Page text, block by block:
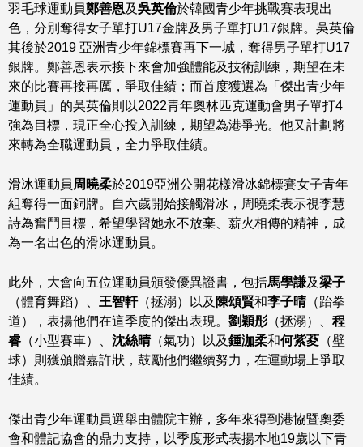
羽毛球運動員鄭善恩及吳英倫於韓國青少年挑戰賽表現出
色，分別奪得女子單打U17金牌及男子單打U17銀牌。吳英倫
其後於2019 亞洲青少年錦標賽再下一城，奪得男子單打U17
銀牌。鄭善恩表示接下來會加強體能及技術訓練，期望在未
來的比賽再接再厲，爭取佳績；而首度獲選為「傑出青少年
運動員」的吳英倫則以2022青年奧林匹克運動會男子單打4
強為目標，現正全心投入訓練，期望為港爭光。他又計劃將
來轉為全職運動員，全力爭取佳績。
滑冰運動員 周曉柔於2019亞洲公開花樣滑冰錦標賽女子青年
組奪得一面銅牌。自六歲開始接觸滑冰，周曉柔表示視李慧
詩為奮鬥目標，希望學習她永不放棄、薪火相傳的精神，成
為一名出色的滑冰運動員。
此外，大會向五位運動員頒發優異證書，包括馬學謙及梁子
（體育舞蹈）、 王智軒（拯溺）以及 陳頌賢和李子晴（跆拳
道），表揚他們在這季度的傑出表現。 劉穎彤（拯溺）、 程
睿 （小型賽車）、 沈絲晴（氣功）以及鍾泇柔和何紫荾 （壁
球）則獲頒贈嘉許狀，鼓勵他們繼續努力，在運動場上爭取
佳績。
傑出青少年運動員選舉由體院主辦，多年來得到港協暨奧委
會和體記協會的鼎力支持，以季度形式表揚本地19歲以下青